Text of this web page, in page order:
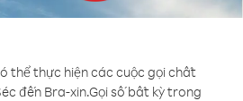
thể thực hiện các cuộc gọi chất
đến Bra-xin.Gọi số bất kỳ trong